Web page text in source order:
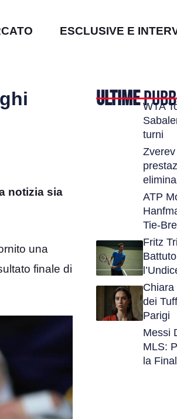
ESCLUSIVE E
notizia sia
una
finale di
ULTIMEWTA
turni
ATP
Tie-
Fritz
Chiara
dei
Parigi
Messi
MLS:
la